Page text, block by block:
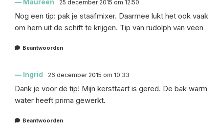
Maureen 25 december 2015 om 12:50
Nog een tip: pak je staafmixer. Daarmee lukt het ook vaak
om hem uit de schift te krijgen. Tip van rudolph van veen
Beantwoorden
Ingrid 26 december 2015 om 10:33
Dank je voor de tip! Mijn kersttaart is gered. De bak warm
water heeft prima gewerkt.
Beantwoorden